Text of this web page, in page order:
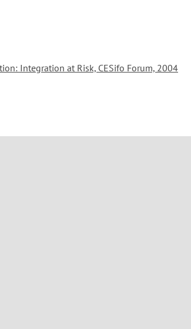
Integration at Risk, CESifo Forum, 2004